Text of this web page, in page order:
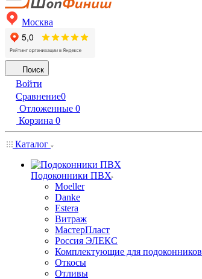
Москва
Поиск
Войти
Сравнение0
Отложенные 0
Корзина 0
Каталог
Подоконники ПВХ
Moeller
Danke
Estera
Витраж
МастерПласт
Россия ЭЛЕКС
Комплектующие для подоконников
Откосы
Отливы